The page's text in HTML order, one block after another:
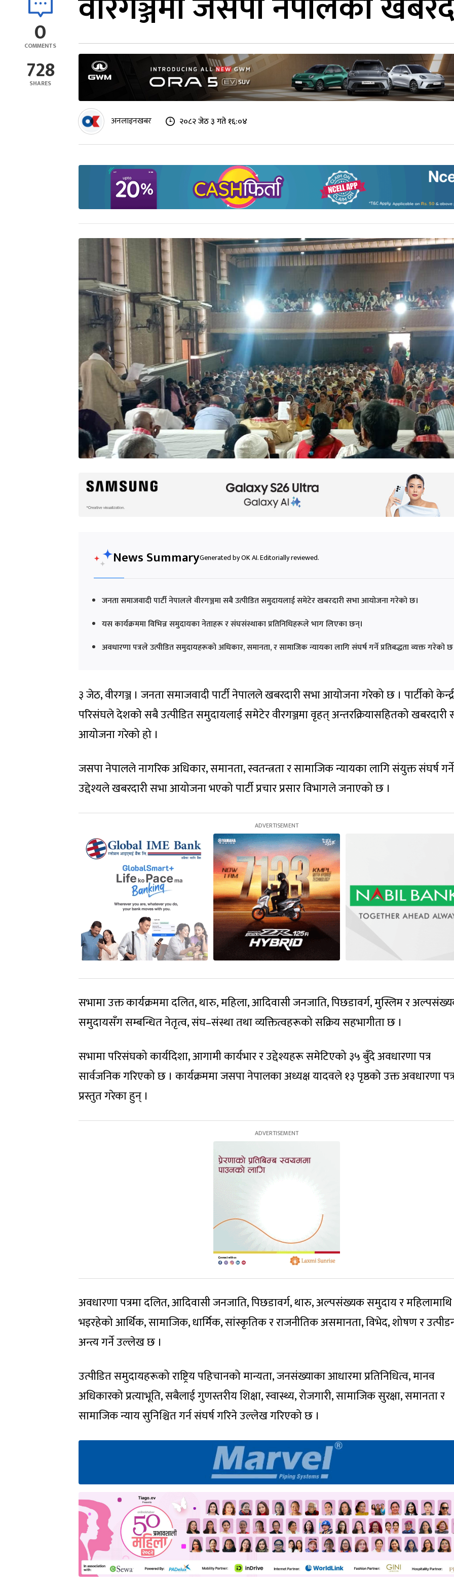
0
COMMENTS
728
SHARES
अनलाइनखबर २०८२ जेठ ३ गते १६:०४
News SummaryGenerated by OK AI. Editorially reviewed.
जनता समाजवादी पार्टी नेपालले वीरगञ्जमा सबै उत्पीडित समुदायलाई समेटेर खबरदारी सभा आयोजना गरेको छ।
यस कार्यक्रममा विभिन्न समुदायका नेताहरू र संघसंस्थाका प्रतिनिधिहरूले भाग लिएका छन्।
अवधारणा पत्रले उत्पीडित समुदायहरूको अधिकार, समानता, र सामाजिक न्यायका लागि संघर्ष गर्ने प्रतिबद्धता व्यक्त गरेको
३ जेठ, वीरगञ्ज । जनता समाजवादी पार्टी नेपालले खबरदारी सभा आयोजना गरेको छ । पार्टीको
परिसंघले देशको सबै उत्पीडित समुदायलाई समेटेर वीरगञ्जमा वृहत् अन्तरक्रियासहितको खबरदारी
आयोजना गरेको हो ।
जसपा नेपालले नागरिक अधिकार, समानता, स्वतन्त्रता र सामाजिक न्यायका लागि संयुक्त संघर्ष गर्ने
उद्देश्यले खबरदारी सभा आयोजना भएको पार्टी प्रचार प्रसार विभागले जनाएको छ ।
सभामा उक्त कार्यक्रममा दलित, थारु, महिला, आदिवासी जनजाति, पिछडावर्ग, मुस्लिम र
समुदायसँग सम्बन्धित नेतृत्व, संघ–संस्था तथा व्यक्तित्वहरूको सक्रिय सहभागीता छ ।
सभामा परिसंघको कार्यदिशा, आगामी कार्यभार र उद्देश्यहरू समेटिएको ३५ बुँदे अवधारणा पत्र
सार्वजनिक गरिएको छ । कार्यक्रममा जसपा नेपालका अध्यक्ष यादवले १३ पृष्ठको उक्त अवधारणा
प्रस्तुत गरेका हुन् ।
अवधारणा पत्रमा दलित, आदिवासी जनजाति, पिछडावर्ग, थारु, अल्पसंख्यक समुदाय र महिलामाथि
भइरहेको आर्थिक, सामाजिक, धार्मिक, सांस्कृतिक र राजनीतिक असमानता, विभेद, शोषण र
अन्त्य गर्ने उल्लेख छ ।
उत्पीडित समुदायहरूको राष्ट्रिय पहिचानको मान्यता, जनसंख्याका आधारमा प्रतिनिधित्व, मानव
अधिकारको प्रत्याभूति, सबैलाई गुणस्तरीय शिक्षा, स्वास्थ्य, रोजगारी, सामाजिक सुरक्षा, समानता र
सामाजिक न्याय सुनिश्चित गर्न संघर्ष गरिने उल्लेख गरिएको छ ।